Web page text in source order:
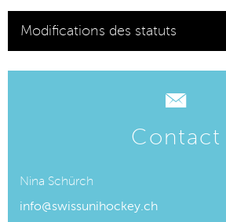
Modifications des statuts
Contact
Nina Schürch
info@swissunihockey.ch